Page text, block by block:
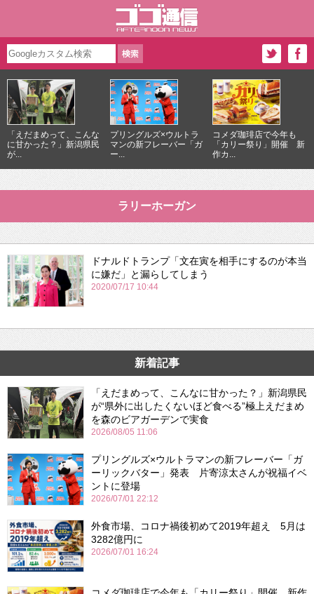
「えだまめって、こんな
に甘かった？」新潟県民
が...
プリングルズ×ウルトラ
マンの新フレーバー「ガ
ー...
コメダ珈琲店で今年も
「カリー祭り」開催 新
作カ...
ラリーホーガン
ドナルドトランプ「文在寅を相手にするのが本当
に嫌だ」と漏らしてしまう
2020/07/17 10:44
新着記事
「えだまめって、こんなに甘かった？」新潟県民
が“県外に出したくないほど食べる”極上えだまめ
を森のビアガーデンで実食
2026/08/05 11:06
プリングルズ×ウルトラマンの新フレーバー「ガ
ーリックバター」発表 片寄涼太さんが祝福イベ
ントに登場
2026/07/01 22:12
外食市場、コロナ禍後初めて2019年超え 5月は
3282億円に
2026/07/01 16:24